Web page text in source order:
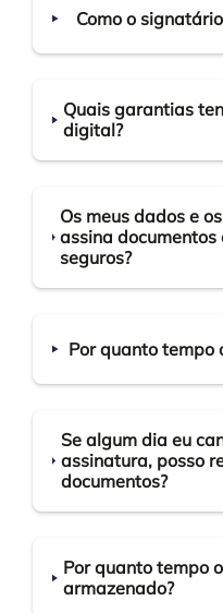
Como o
Quais garantias
digital?
Os meus dados e
assina
seguros?
Por quanto tempo
Se algum dia eu
assinatura, posso
documentos?
Por quanto tempo
armazenado?